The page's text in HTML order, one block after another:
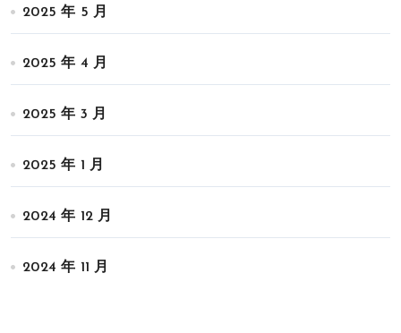
2025 年 5 月
2025 年 4 月
2025 年 3 月
2025 年 1 月
2024 年 12 月
2024 年 11 月